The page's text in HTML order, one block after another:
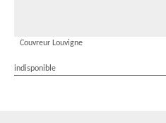
Couvreur Louvigne
indisponible